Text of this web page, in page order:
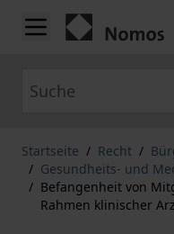
Zum Inhalt springen
Startseite / Recht /
/ Gesundheits- und
/ Befangenheit von
Rahmen klinischer